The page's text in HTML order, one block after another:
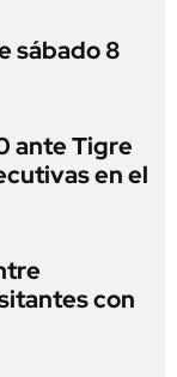
sábado 8
ante Tigre
en el
con